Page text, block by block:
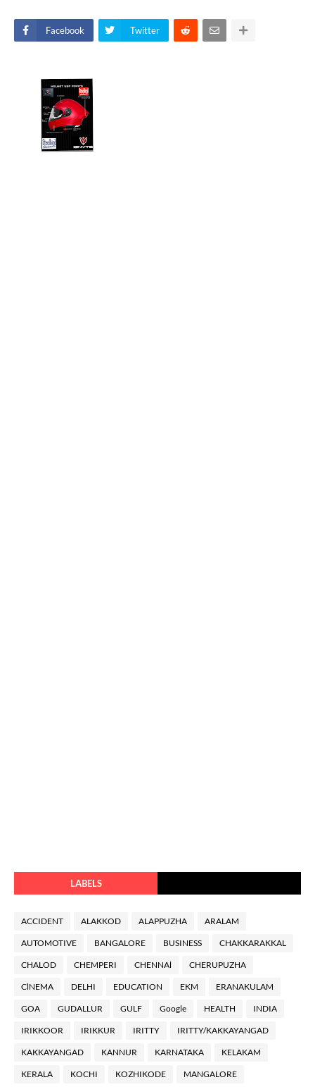
Facebook Twitter
LABELS
ACCIDENT ALAKKOD ALAPPUZHA ARALAM
AUTOMOTIVE BANGALORE BUSINESS CHAKKARAKKAL
CHALOD CHEMPERI CHENNAl CHERUPUZHA
ClNEMA DELHI EDUCATION EKM ERANAKULAM
GOA GUDALLUR GULF Google HEALTH INDIA
IRIKKOOR IRIKKUR IRITTY IRITTY/KAKKAYANGAD
KAKKAYANGAD KANNUR KARNATAKA KELAKAM
KERALA KOCHI KOZHIKODE MANGALORE